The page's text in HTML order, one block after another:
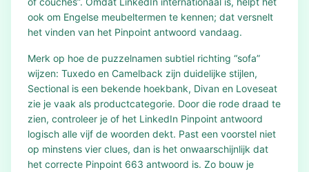
ook om Engelse meubeltermen te kennen; dat versnelt
het vinden van het Pinpoint antwoord vandaag.
Merk op hoe de puzzelnamen subtiel richting “sofa”
wijzen: Tuxedo en Camelback zijn duidelijke stijlen,
Sectional is een bekende hoekbank, Divan en Loveseat
zie je vaak als productcategorie. Door die rode draad te
zien, controleer je of het LinkedIn Pinpoint antwoord
logisch alle vijf de woorden dekt. Past een voorstel niet
op minstens vier clues, dan is het onwaarschijnlijk dat
het correcte Pinpoint 663 antwoord is. Zo bouw je